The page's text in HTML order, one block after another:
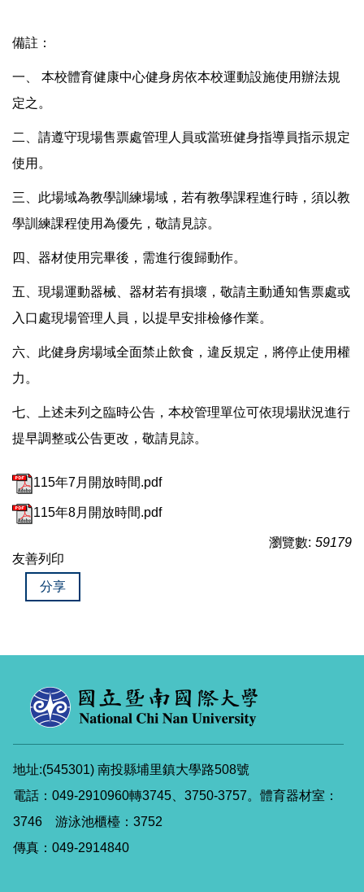
備註：
一、 本校體育健康中心健身房依本校運動設施使用辦法規
定之。
二、請遵守現場售票處管理人員或當班健身指導員指示規定
使用。
三、此場域為教學訓練場域，若有教學課程進行時，須以教
學訓練課程使用為優先，敬請見諒。
四、器材使用完畢後，需進行復歸動作。
五、現場運動器械、器材若有損壞，敬請主動通知售票處或
入口處現場管理人員，以提早安排檢修作業。
六、此健身房場域全面禁止飲食，違反規定，將停止使用權
力。
七、上述未列之臨時公告，本校管理單位可依現場狀況進行
提早調整或公告更改，敬請見諒。
115年7月開放時間.pdf
115年8月開放時間.pdf
瀏覽數: 59179
友善列印
分享
地址:(545301) 南投縣埔里鎮大學路508號
電話：049-2910960轉3745、3750-3757。體育器材室：
3746 游泳池櫃檯：3752
傳真：049-2914840